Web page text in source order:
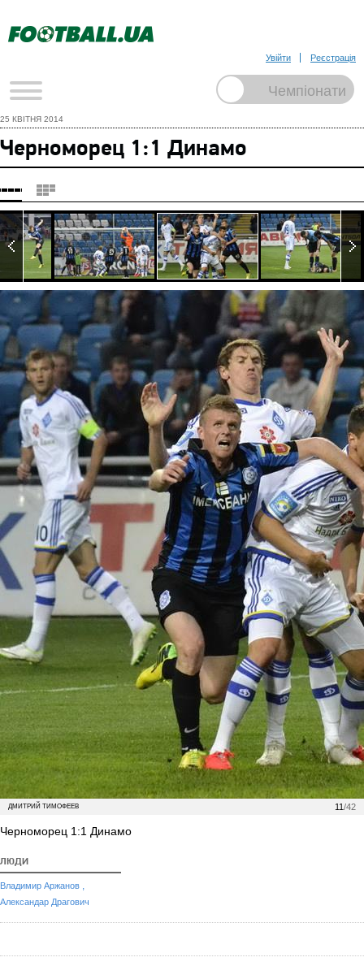
Увійти Реєстрація
25 КВІТНЯ 2014
Черноморец 1:1 Динамо
11/42
ДМИТРИЙ ТИМОФЕЕВ
Черноморец 1:1 Динамо
ЛЮДИ
Владимир Аржанов ,
Александар Драгович